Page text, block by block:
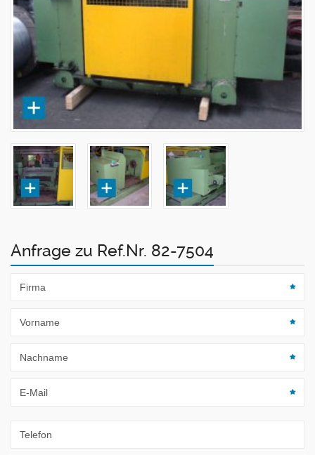
Anfrage zu Ref.Nr. 82-7504